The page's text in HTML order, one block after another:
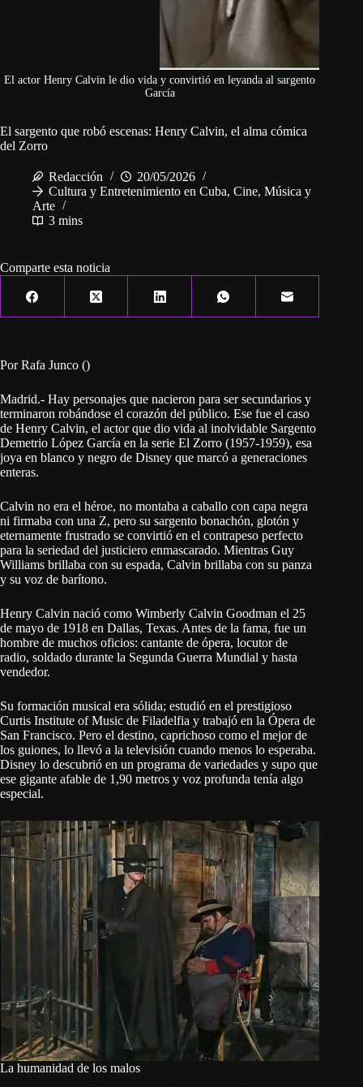
El actor Henry Calvin le dio vida y convirtió en leyanda al sargento
García
El sargento que robó escenas: Henry Calvin, el alma cómica
del Zorro
Redacción
20/05/2026
Cultura y Entretenimiento en Cuba, Cine, Música y
Arte
3 mins
Comparte esta noticia
Por Rafa Junco ()
Madrid.- Hay personajes que nacieron para ser secundarios y
terminaron robándose el corazón del público. Ese fue el caso
de Henry Calvin, el actor que dio vida al inolvidable Sargento
Demetrio López García en la serie El Zorro (1957-1959), esa
joya en blanco y negro de Disney que marcó a generaciones
enteras.
Calvin no era el héroe, no montaba a caballo con capa negra
ni firmaba con una Z, pero su sargento bonachón, glotón y
eternamente frustrado se convirtió en el contrapeso perfecto
para la seriedad del justiciero enmascarado. Mientras Guy
Williams brillaba con su espada, Calvin brillaba con su panza
y su voz de barítono.
Henry Calvin nació como Wimberly Calvin Goodman el 25
de mayo de 1918 en Dallas, Texas. Antes de la fama, fue un
hombre de muchos oficios: cantante de ópera, locutor de
radio, soldado durante la Segunda Guerra Mundial y hasta
vendedor.
Su formación musical era sólida; estudió en el prestigioso
Curtis Institute of Music de Filadelfia y trabajó en la Ópera de
San Francisco. Pero el destino, caprichoso como el mejor de
los guiones, lo llevó a la televisión cuando menos lo esperaba.
Disney lo descubrió en un programa de variedades y supo que
ese gigante afable de 1,90 metros y voz profunda tenía algo
especial.
La humanidad de los malos